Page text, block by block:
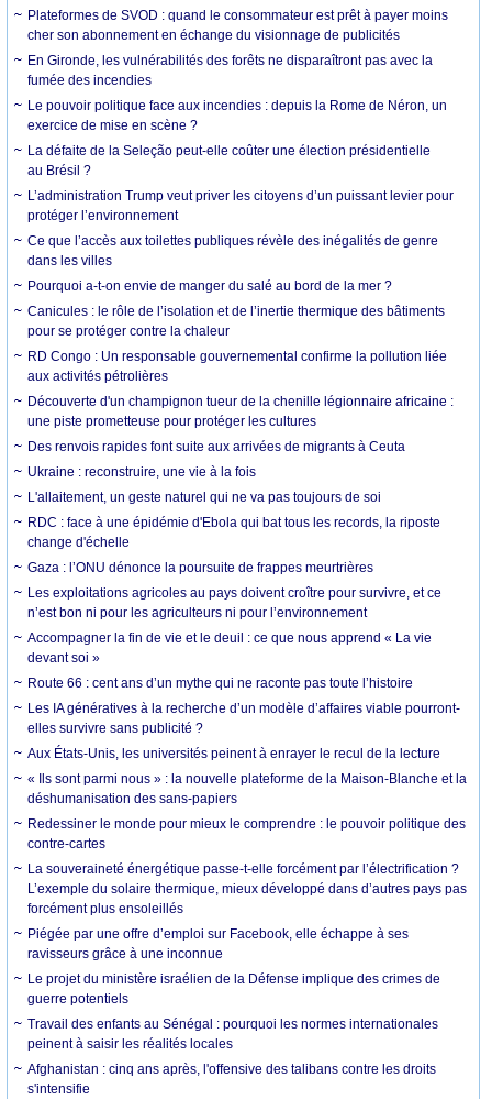
Plateformes de SVOD : quand le consommateur est prêt à payer moins
cher son abonnement en échange du visionnage de publicités
En Gironde, les vulnérabilités des forêts ne disparaîtront pas avec la
fumée des incendies
Le pouvoir politique face aux incendies : depuis la Rome de Néron, un
exercice de mise en scène ?
La défaite de la Seleção peut-elle coûter une élection présidentielle
au Brésil ?
L’administration Trump veut priver les citoyens d’un puissant levier pour
protéger l’environnement
Ce que l’accès aux toilettes publiques révèle des inégalités de genre
dans les villes
Pourquoi a-t-on envie de manger du salé au bord de la mer ?
Canicules : le rôle de l’isolation et de l’inertie thermique des bâtiments
pour se protéger contre la chaleur
RD Congo : Un responsable gouvernemental confirme la pollution liée
aux activités pétrolières
Découverte d'un champignon tueur de la chenille légionnaire africaine :
une piste prometteuse pour protéger les cultures
Des renvois rapides font suite aux arrivées de migrants à Ceuta
Ukraine : reconstruire, une vie à la fois
L'allaitement, un geste naturel qui ne va pas toujours de soi
RDC : face à une épidémie d'Ebola qui bat tous les records, la riposte
change d'échelle
Gaza : l’ONU dénonce la poursuite de frappes meurtrières
Les exploitations agricoles au pays doivent croître pour survivre, et ce
n’est bon ni pour les agriculteurs ni pour l’environnement
Accompagner la fin de vie et le deuil : ce que nous apprend « La vie
devant soi »
Route 66 : cent ans d’un mythe qui ne raconte pas toute l’histoire
Les IA génératives à la recherche d’un modèle d’affaires viable pourront-
elles survivre sans publicité ?
Aux États-Unis, les universités peinent à enrayer le recul de la lecture
« Ils sont parmi nous » : la nouvelle plateforme de la Maison-Blanche et la
déshumanisation des sans-papiers
Redessiner le monde pour mieux le comprendre : le pouvoir politique des
contre-cartes
La souveraineté énergétique passe-t-elle forcément par l’électrification ?
L’exemple du solaire thermique, mieux développé dans d’autres pays pas
forcément plus ensoleillés
Piégée par une offre d’emploi sur Facebook, elle échappe à ses
ravisseurs grâce à une inconnue
Le projet du ministère israélien de la Défense implique des crimes de
guerre potentiels
Travail des enfants au Sénégal : pourquoi les normes internationales
peinent à saisir les réalités locales
Afghanistan : cinq ans après, l'offensive des talibans contre les droits
s'intensifie